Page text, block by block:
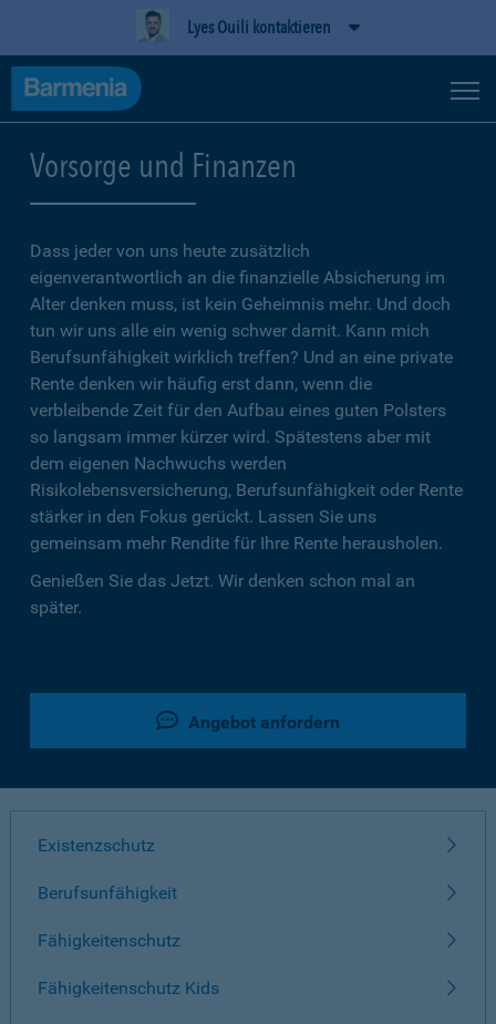
Lyes Ouili kontaktieren
Vorsorge und Finanzen
Dass jeder von uns heute zusätzlich
eigenverantwortlich an die finanzielle Absicherung im
Alter denken muss, ist kein Geheimnis mehr. Und doch
tun wir uns alle ein wenig schwer damit. Kann mich
Berufsunfähigkeit wirklich treffen? Und an eine private
Rente denken wir häufig erst dann, wenn die
verbleibende Zeit für den Aufbau eines guten Polsters
so langsam immer kürzer wird. Spätestens aber mit
dem eigenen Nachwuchs werden
Risikolebensversicherung, Berufsunfähigkeit oder Rente
stärker in den Fokus gerückt. Lassen Sie uns
gemeinsam mehr Rendite für Ihre Rente herausholen.
Genießen Sie das Jetzt. Wir denken schon mal an
später.
Angebot anfordern
Existenzschutz
Berufsunfähigkeit
Fähigkeitenschutz
Fähigkeitenschutz Kids